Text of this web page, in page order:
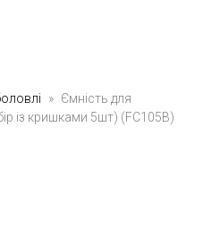
Ємність для
із кришками 5шт) (FC105B)